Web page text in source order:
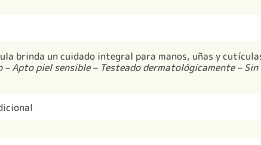
brinda un cuidado integral para manos, uñas y
– Apto piel sensible – Testeado dermatológicamente – Sin